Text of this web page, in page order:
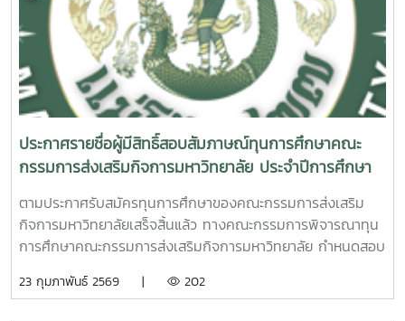
ประกาศรายชื่อผู้มีสิทธิ์สอบสัมภาษณ์ทุนการศึกษาคณะ
กรรมการส่งเสริมกิจการมหาวิทยาลัย ประจำปีการศึกษา
2568 พร้อมด้วยเวลาและสถานที่ในการสอบสัมภาษณ์
ตามประกาศรับสมัครทุนการศึกษาของคณะกรรมการส่งเสริม
กิจการมหาวิทยาลัยเสร็จสิ้นแล้ว ทางคณะกรรมการพิจารณาทุน
การศึกษาคณะกรรมการส่งเสริมกิจการมหาวิทยาลัย กำหนดสอบ
ไป ณ ห้องประชุมภูผา ชั้น 2 อาคารอำนวย ยศสุข๑. นางสาวนิศา
23 กุมภาพันธ์ 2569 | 202